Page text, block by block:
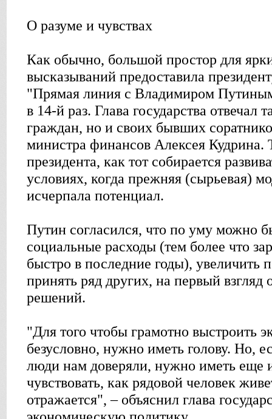
О разуме и чувствах
Как обычно, большой простор для
высказываний предоставила
"Прямая линия с Владимиром
в 14-й раз. Глава государства отвечал
граждан, но и своих бывших
министра финансов Алексея Кудрина.
президента, как тот собирается
условиях, когда прежняя (сырьевая)
исчерпала потенциал.
Путин согласился, что по уму можно
социальные расходы (тем более что
быстро в последние годы), увеличить
принять ряд других, на первый взгляд
решений.
"Для того чтобы грамотно выстроить
безусловно, нужно иметь голову. Но,
люди нам доверяли, нужно иметь еще
чувствовать, как рядовой человек
отражается", – объяснил глава